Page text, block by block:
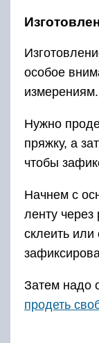
особое
Нужно
пряжку, а
чтобы
Начнем с
ленту
склеить или
Затем надо
продеть